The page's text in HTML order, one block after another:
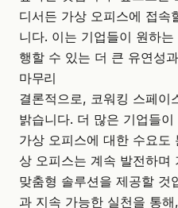
디서든 가상 오피스에 접속
니다. 이는 기업들이 원하
행할 수 있는 더 큰 유연성
마무리
결론적으로, 코워킹 스페이
밝습니다. 더 많은 기업들
가상 오피스에 대한 수요도
상 오피스는 계속 발전하며
맞춤형 솔루션을 제공할 것
과 지속 가능한 실천을 통